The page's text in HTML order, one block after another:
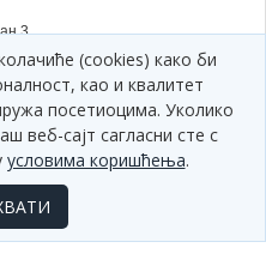
(cookies) како би
као и квалитет
посетиоцима. Уколико
веб-сајт сагласни сте с
условима коришћења.
3.
представљају следеће
акције уређења школе,
окружења; акције
припрема, односно уређење
манифестација, изложби,
посете установама социјалне
старих и Црвеном
развоју емпатије, толеранције
међусобном уважавању и